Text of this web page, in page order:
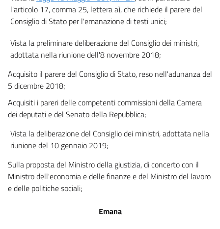
Capo I
(Composizione negoziata della crisi) ))
13
14
15
16
17
19
21
22
l'articolo 17, comma 25, lettera a), che richiede il parere del
Consiglio di Stato per l'emanazione di testi unici;
Vista la preliminare deliberazione del Consiglio dei ministri,
adottata nella riunione dell'8 novembre 2018;
Acquisito il parere del Consiglio di Stato, reso nell'adunanza del
5 dicembre 2018;
Acquisiti i pareri delle competenti commissioni della Camera
dei deputati e del Senato della Repubblica;
Vista la deliberazione del Consiglio dei ministri, adottata nella
riunione del 10 gennaio 2019;
Sulla proposta del Ministro della giustizia, di concerto con il
Ministro dell'economia e delle finanze e del Ministro del lavoro
e delle politiche sociali;
Emana